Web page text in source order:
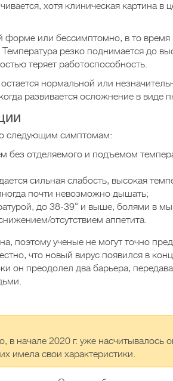
хотя клиническая картина в
форме или бессимптомно, в то время
резко поднимается до
теряет работоспособность.
нормальной или
развивается осложнение в виде
следующим симптомам:
без отделяемого и подъемом
сильная слабость, высокая
почти невозможно дышать;
до 38-39° и выше, болями в
отсутствием аппетита.
поэтому ученые не могут точно
что новый вирус появился в
он преодолел два барьера,
в начале 2020 г. уже насчитывалось
имела свои характеристики.